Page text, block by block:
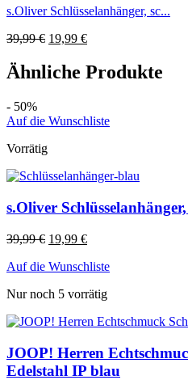
s.Oliver Schlüsselanhänger, sc...
39,99€ 19,99 €
Ähnliche Produkte
- 50%
Auf die Wunschliste
Vorrätig
s.Oliver
39,99€ 19,99 €
Auf die Wunschliste
Nur noch 5 vorrätig
JOOP! Herren
Edelstahl IP blau